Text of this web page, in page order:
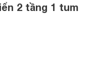
2 tầng 1 tum